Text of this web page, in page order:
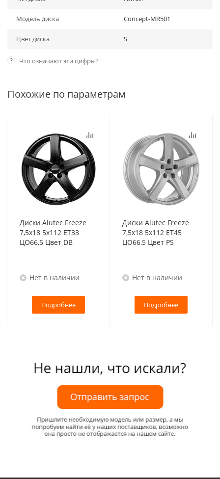
Модель диска Concept-MR501
Цвет диска S
? Что означают эти цифры?
Похожие по параметрам
Диски Alutec Freeze
7,5x18 5x112 ET33
ЦО66,5 Цвет DB
Нет в наличии
Подробнее
Диски Alutec Freeze
7,5x18 5x112 ET45
ЦО66,5 Цвет PS
Нет в наличии
Подробнее